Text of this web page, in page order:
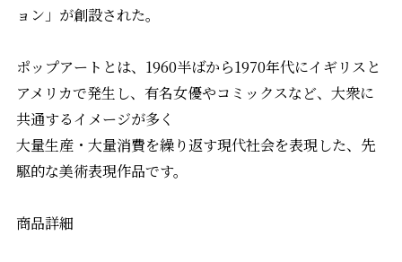
ョン」が創設された。
ポップアートとは、1960半ばから1970年代にイギリスと
アメリカで発生し、有名女優やコミックスなど、大衆に
共通するイメージが多く
大量生産・大量消費を繰り返す現代社会を表現した、先
駆的な美術表現作品です。
商品詳細